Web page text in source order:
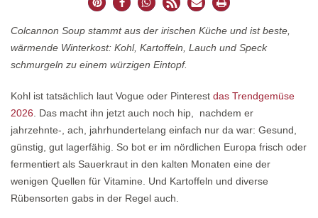
Colcannon Soup stammt aus der irischen Küche und ist beste,
wärmende Winterkost: Kohl, Kartoffeln, Lauch und Speck
schmurgeln zu einem würzigen Eintopf.
Kohl ist tatsächlich laut Vogue oder Pinterest das Trendgemüse
2026 . Das macht ihn jetzt auch noch hip, nachdem er
jahrzehnte-, ach, jahrhundertelang einfach nur da war: Gesund,
günstig, gut lagerfähig. So bot er im nördlichen Europa frisch oder
fermentiert als Sauerkraut in den kalten Monaten eine der
wenigen Quellen für Vitamine. Und Kartoffeln und diverse
Rübensorten gabs in der Regel auch.